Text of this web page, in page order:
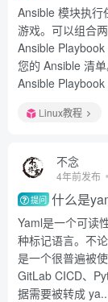
Ansible 模块执行
游戏。可以组合
Ansible
您的 Ansible 清单
Ansible
Linux教程
不念
4年前发布
提问 什么是
Yaml是一个可读
种标记语言。不
是一个很普遍被
GitLab CICD、
据需要被转成